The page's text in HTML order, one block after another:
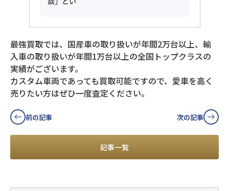
最強買取では、国産車の取り扱いが年間2万台以上、輸
入車の取り扱いが年間1万台以上の全国トップクラスの
実績がございます。
カスタム車両であっても買取可能ですので、愛車を高く
売りたい方はぜひ一度査定ください。
前の記事
記事一覧
次の記事